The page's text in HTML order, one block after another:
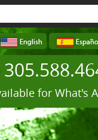
for What's